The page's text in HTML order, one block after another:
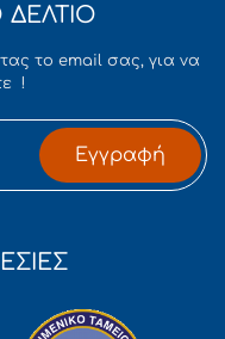
το email σας, για να
!
Εγγραφή